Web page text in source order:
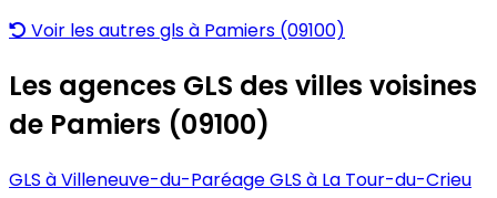
Voir les autres gls à Pamiers (09100)
Les agences GLS des villes voisines
de Pamiers (09100)
GLS à Villeneuve-du-ParéageGLS à La Tour-du-Crieu